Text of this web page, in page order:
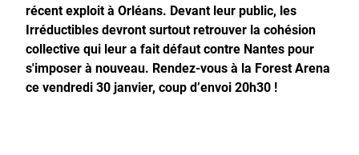
récent exploit à Orléans. Devant leur public, les
Irréductibles devront surtout retrouver la cohésion
collective qui leur a fait défaut contre Nantes pour
s'imposer à nouveau. Rendez-vous à la Forest Arena
ce vendredi 30 janvier, coup d’envoi 20h30 !